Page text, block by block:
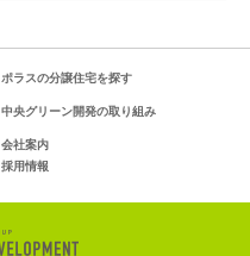
ポラスの分譲住宅を探す
中央グリーン開発の取り組み
会社案内
採用情報